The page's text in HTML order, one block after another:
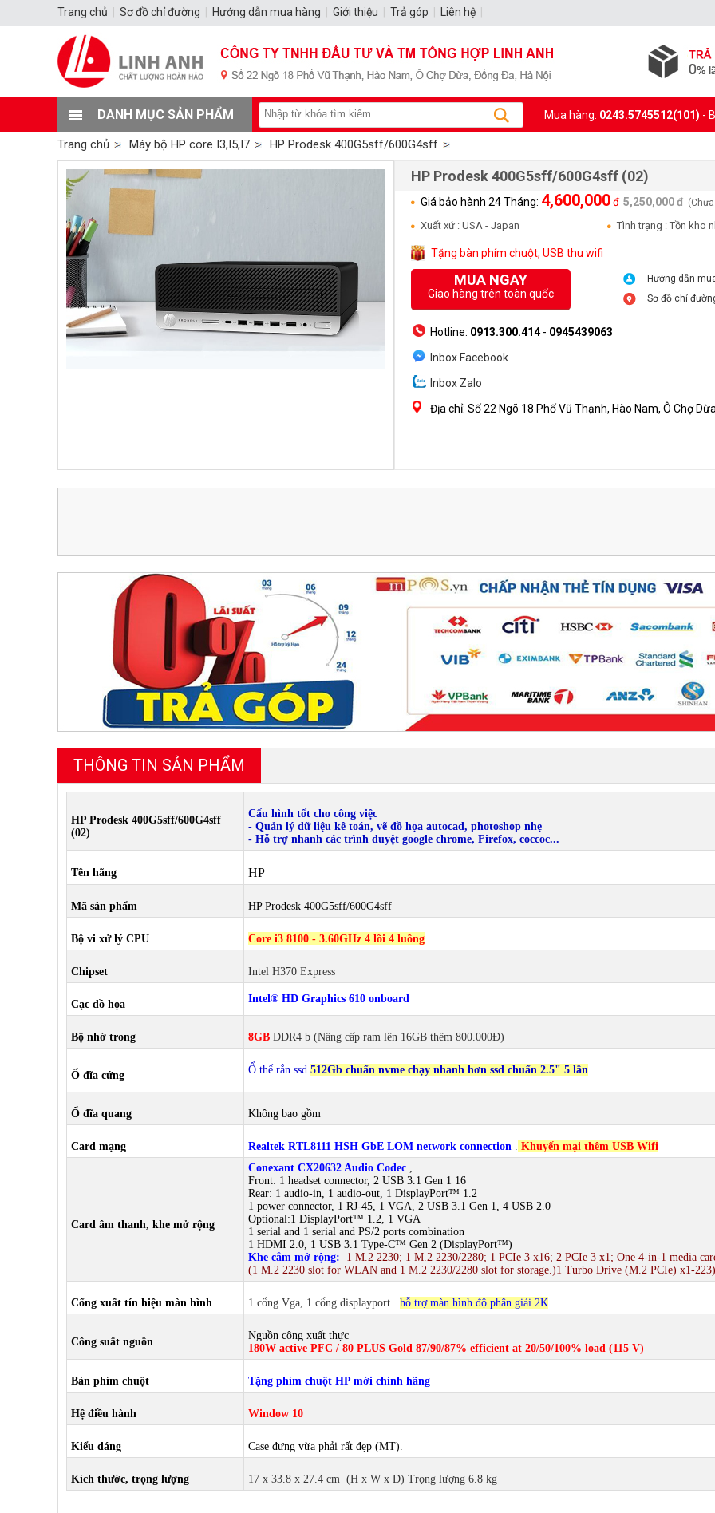
DANH MỤC SẢN PHẨM Mua hàng: 0243.5745512(101) -
Trang chủ Máy bộ HP core I3,I5,I7 HP Prodesk 400G5sff/600G4sff
HP Prodesk 400G5sff/600G4sff (02)
Giá bảo hành 24 Tháng: 4,600,000đ 5,250,000 đ
Xuất xứ : USA - Japan Tình trạng : Tồn kho
Tặng bàn phím chuột, USB thu wifi
Hướng dẫn
Sơ đồ chỉ
MUA NGAY
Giao hàng trên toàn quốc
Hotline: 0913.300.414- 0945439063
Inbox Facebook
Inbox Zalo
Địa chỉ: Số 22 Ngõ 18 Phố Vũ Thạnh, Hào Nam, Ô Chợ
THÔNG TIN SẢN PHẨM
HP Prodesk 400G5sff/600G4sff
(02)
Cấu hình tốt cho công việc
- Quản lý dữ liệu kê toán, vẽ đồ họa autocad, photoshop nhẹ
- Hỗ trợ nhanh các trình duyệt google chrome, Firefox, coccoc...
Tên hãng HP
Mã sản phẩm HP Prodesk 400G5sff/600G4sff
Bộ vi xử lý CPU Core i3 8100 - 3.60GHz 4 lõi 4 luồng
Chipset Intel H370 Express
Cạc đồ họa Intel® HD Graphics 610 onboard
Bộ nhớ trong 8GB DDR4 b (Nâng cấp ram lên 16GB thêm 800.000Đ)
Ổ đĩa cứng Ổ thể rắn ssd 512Gb chuẩn nvme chạy nhanh hơn ssd chuẩn 2.5" 5 lần
Ổ đĩa quang Không bao gồm
Card mạng Realtek RTL8111 HSH GbE LOM network connection . Khuyến mại thêm USB Wifi
Card âm thanh, khe mở rộng
Conexant CX20632 Audio Codec ,
Front: 1 headset connector, 2 USB 3.1 Gen 1 16
Rear: 1 audio-in, 1 audio-out, 1 DisplayPort™ 1.2
1 power connector, 1 RJ-45, 1 VGA, 2 USB 3.1 Gen 1, 4 USB 2.0
Optional:1 DisplayPort™ 1.2, 1 VGA
1 serial and 1 serial and PS/2 ports combination
1 HDMI 2.0, 1 USB 3.1 Type-C™ Gen 2 (DisplayPort™)
Khe cắm mở rộng:
1 M.2 2230; 1 M.2 2230/2280; 1 PCIe 3 x16; 2 PCIe 3 x1; One 4-in-1 media
(1 M.2 2230 slot for WLAN and 1 M.2 2230/2280 slot for storage.)1 Turbo Drive (M.2 PCIe) x1-
Cổng xuất tín hiệu màn hình 1 cổng Vga, 1 cổng displayport . hỗ trợ màn hình độ phân giải 2K
Công suất nguồn
Nguồn công xuất thực
180W active PFC / 80 PLUS Gold 87/90/87% efficient at 20/50/100% load (115 V)
Bàn phím chuột Tặng phím chuột HP mới chính hãng
Hệ điều hành Window 10
Kiểu dáng Case đưng vừa phải rất đẹp (MT).
Kích thước, trọng lượng 17 x 33.8 x 27.4 cm (H x W x D) Trọng lượng 6.8 kg
Trang chủ Sơ đồ chỉ đường Hướng dẫn mua hàng Giới thiệu Trả góp Liên hệ